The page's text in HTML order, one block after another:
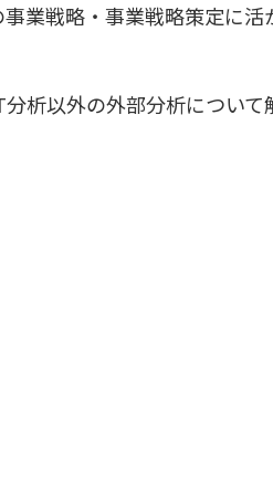
業戦略・事業戦略策定に活
析以外の外部分析について